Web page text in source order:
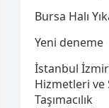
Bursa Halı
Yeni deneme
İstanbul
Hizmetleri ve
Taşımacılık